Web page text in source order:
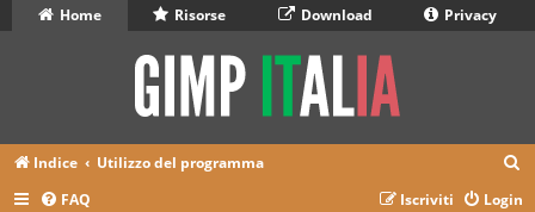
Home Risorse Download Privacy
Indice Utilizzo del programma
FAQ Login
Iscriviti